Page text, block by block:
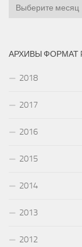
Архивы
АРХИВЫ ФОРМАТ
2018
2017
2016
2015
2014
2013
2012